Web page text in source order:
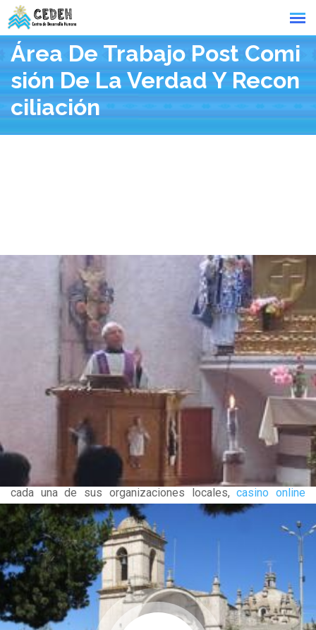
Área De Trabajo Post Comi
Sión De La Verdad Y Recon
Ciliación
Esta área, es una de las principales impulsoras de trabajo
de este último año, mediante la cual se acompaña a
iniciativas de la Parroquia apoyando a los Coordinadores
Cristianos, Organización de Mujeres, en capacitar y difundir
las Conclusiones y Recomendaciones de la Comisión de la
Verdad y Reconciliación. Así mismo como principal
facilitador, se acompaña a la Coordinadora Regional de
Afectados por el Conflicto Armado interno 1980 – 2000 de
Puno en sus tareas de consolidación como organización en
cada una de sus organizaciones locales,casino online
gratis. El acompañamiento también significa el conjunto de
gestiones necesarias para continuar con el proceso de
reconocimiento a los afectados desde las instancias
estatales a fin de continuar con el establecimiento del Plan
Regional de Reparaciones y el registro Único de Víctimas.